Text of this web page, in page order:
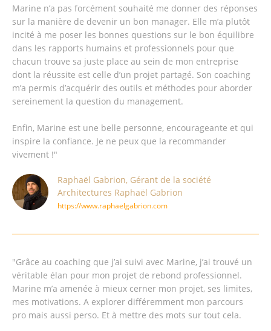
Marine n’a pas forcément souhaité me donner des réponses
sur la manière de devenir un bon manager. Elle m’a plutôt
incité à me poser les bonnes questions sur le bon équilibre
dans les rapports humains et professionnels pour que
chacun trouve sa juste place au sein de mon entreprise
dont la réussite est celle d’un projet partagé. Son coaching
m’a permis d’acquérir des outils et méthodes pour aborder
sereinement la question du management.
Enfin, Marine est une belle personne, encourageante et qui
inspire la confiance. Je ne peux que la recommander
vivement !"
Raphaël Gabrion, Gérant de la société
Architectures Raphaël Gabrion
https://www.raphaelgabrion.com
"Grâce au coaching que j’ai suivi avec Marine, j’ai trouvé un
véritable élan pour mon projet de rebond professionnel.
Marine m’a amenée à mieux cerner mon projet, ses limites,
mes motivations. A explorer différemment mon parcours
pro mais aussi perso. Et à mettre des mots sur tout cela.